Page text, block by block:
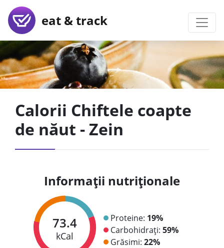
eat & track
Calorii Chiftele coapte
de năut - Zein
Informații nutriționale
73.4
kCal
Proteine: 19%
Carbohidrați: 59%
Grăsimi: 22%